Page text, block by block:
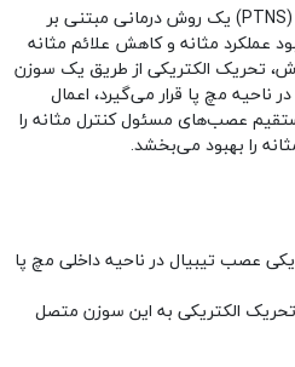
تحریک عصب تیبیال از راه پوست (PTNS) یک روش درمانی مبتنی بر
عملکرد مثانه و کاهش علائم مثانه
تحریک الکتریکی از طریق یک سوزن
مچ پا قرار می‌گیرد، اعمال
عصب‌های مسئول کنترل مثانه را
را بهبود می‌بخشد.
عصب تیبیال در ناحیه داخلی مچ پا
الکتریکی به این سوزن متصل